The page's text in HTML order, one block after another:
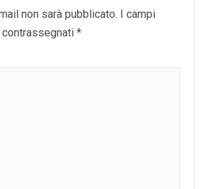
non sarà pubblicato.
I campi
*